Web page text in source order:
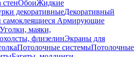
стенОбоиЖидкие
декоративныеДекоративный
Армирующие
Уголки, маяки,
флизелинЭкраны для
Потолочные системыПотолочные